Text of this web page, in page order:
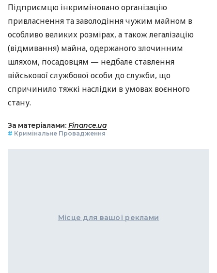
Підприємцю інкриміновано організацію
привласнення та заволодіння чужим майном в
особливо великих розмірах, а також легалізацію
(відмивання) майна, одержаного злочинним
шляхом, посадовцям — недбале ставлення
військової службової особи до служби, що
спричинило тяжкі наслідки в умовах воєнного
стану.
За матеріалами: Finance.ua
# Кримінальне Провадження
Місце для вашої реклами